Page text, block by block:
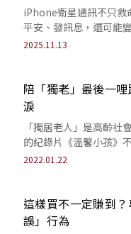
iPhone衛星通訊不只救
平安、發訊息，還可能
開發者大玩創意！
2025.11.13
陪「獨老」最後一
淚
「獨居老人」是高齡社
的紀錄片《溫馨小孩》
的服務行動，也能幫助
2022.01.22
這樣買不一定賺到
誤」行為